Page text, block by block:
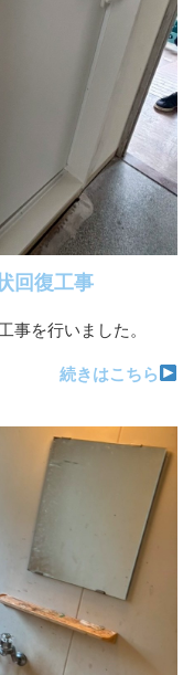
回復工事
事を行いました。
続きはこちら